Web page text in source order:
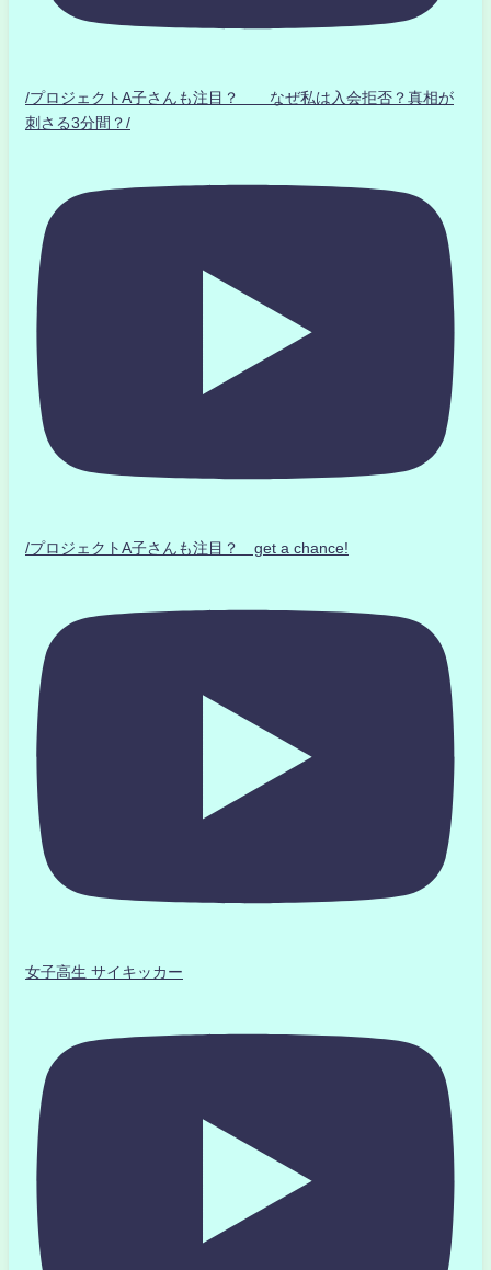
/プロジェクトA子さんも注目？ なぜ私は入会拒否？真相が
刺さる3分間？/
/プロジェクトA子さんも注目？ get a chance!
女子高生 サイキッカー